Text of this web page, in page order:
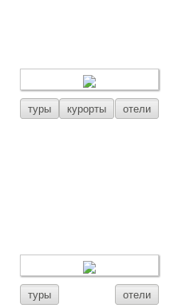
туры курорты отели
туры отели